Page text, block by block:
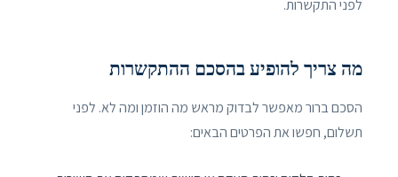
לפני התקשרות.
מה צריך להופיע בהסכם ההתקשרות
הסכם ברור מאפשר לבדוק מראש מה הוזמן ומה לא. לפני
תשלום, חפשו את הפרטים הבאים: